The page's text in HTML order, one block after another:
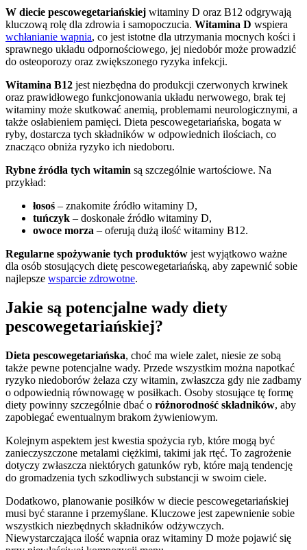
W diecie pescowegetariańskiej witaminy D oraz B12 odgrywają
kluczową rolę dla zdrowia i samopoczucia. Witamina D wspiera
wchłanianie wapnia, co jest istotne dla utrzymania mocnych kości i
sprawnego układu odpornościowego, jej niedobór może prowadzić
do osteoporozy oraz zwiększonego ryzyka infekcji.
Witamina B12 jest niezbędna do produkcji czerwonych krwinek
oraz prawidłowego funkcjonowania układu nerwowego, brak tej
witaminy może skutkować anemią, problemami neurologicznymi, a
także osłabieniem pamięci. Dieta pescowegetariańska, bogata w
ryby, dostarcza tych składników w odpowiednich ilościach, co
znacząco obniża ryzyko ich niedoboru.
Rybne źródła tych witamin są szczególnie wartościowe. Na
przykład:
łosoś – znakomite źródło witaminy D,
tuńczyk – doskonałe źródło witaminy D,
owoce morza – oferują dużą ilość witaminy B12.
Regularne spożywanie tych produktów jest wyjątkowo ważne
dla osób stosujących dietę pescowegetariańską, aby zapewnić sobie
najlepsze wsparcie zdrowotne.
Jakie są potencjalne wady diety
pescowegetariańskiej?
Dieta pescowegetariańska, choć ma wiele zalet, niesie ze sobą
także pewne potencjalne wady. Przede wszystkim można napotkać
ryzyko niedoborów żelaza czy witamin, zwłaszcza gdy nie zadbamy
o odpowiednią równowagę w posiłkach. Osoby stosujące tę formę
diety powinny szczególnie dbać o różnorodność składników, aby
zapobiegać ewentualnym brakom żywieniowym.
Kolejnym aspektem jest kwestia spożycia ryb, które mogą być
zanieczyszczone metalami ciężkimi, takimi jak rtęć. To zagrożenie
dotyczy zwłaszcza niektórych gatunków ryb, które mają tendencję
do gromadzenia tych szkodliwych substancji w swoim ciele.
Dodatkowo, planowanie posiłków w diecie pescowegetariańskiej
musi być staranne i przemyślane. Kluczowe jest zapewnienie sobie
wszystkich niezbędnych składników odżywczych.
Niewystarczająca ilość wapnia oraz witaminy D może pojawić się